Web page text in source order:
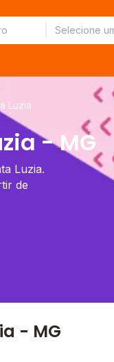
Luzia
- MG
Luzia.
de
- MG